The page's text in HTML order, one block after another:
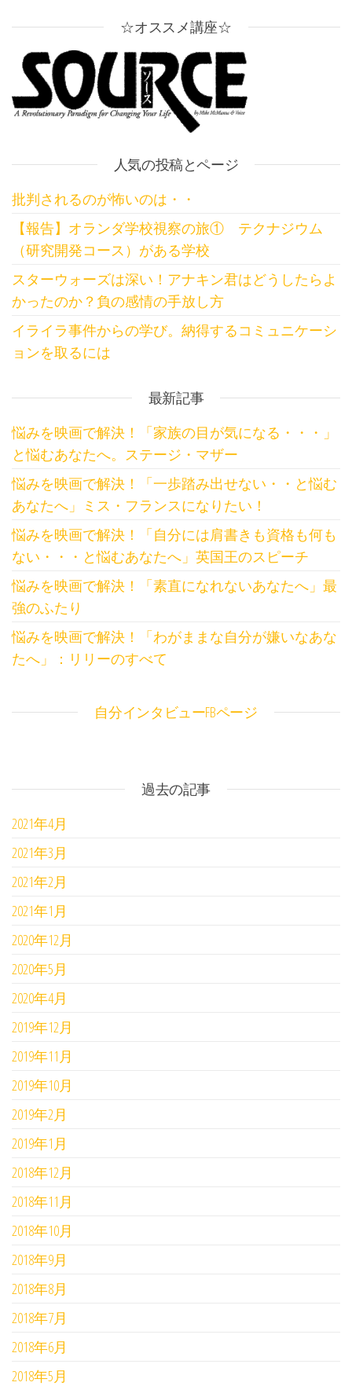
☆オススメ講座☆
人気の投稿とページ
批判されるのが怖いのは・・
【報告】オランダ学校視察の旅① テクナジウム
（研究開発コース）がある学校
スターウォーズは深い！アナキン君はどうしたらよ
かったのか？負の感情の手放し方
イライラ事件からの学び。納得するコミュニケーシ
ョンを取るには
最新記事
悩みを映画で解決！「家族の目が気になる・・・」
と悩むあなたへ。ステージ・マザー
悩みを映画で解決！「一歩踏み出せない・・と悩む
あなたへ」ミス・フランスになりたい！
悩みを映画で解決！「自分には肩書きも資格も何も
ない・・・と悩むあなたへ」英国王のスピーチ
悩みを映画で解決！「素直になれないあなたへ」最
強のふたり
悩みを映画で解決！「わがままな自分が嫌いなあな
たへ」：リリーのすべて
自分インタビューFBページ
過去の記事
2021年4月
2021年3月
2021年2月
2021年1月
2020年12月
2020年5月
2020年4月
2019年12月
2019年11月
2019年10月
2019年2月
2019年1月
2018年12月
2018年11月
2018年10月
2018年9月
2018年8月
2018年7月
2018年6月
2018年5月